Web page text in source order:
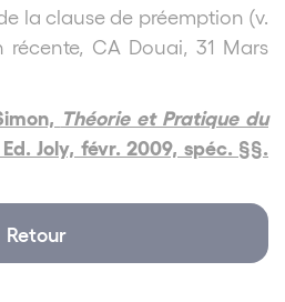
la clause de préemption (v.
CA Douai, 31 Mars
Théorie et Pratique du
Joly, févr. 2009, spéc. §§.
Retour